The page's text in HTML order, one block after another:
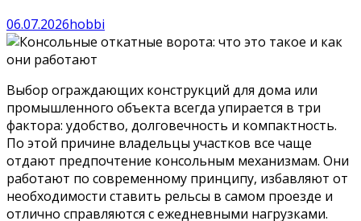
06.07.2026hobbi
Выбор ограждающих конструкций для дома или
промышленного объекта всегда упирается в три
фактора: удобство, долговечность и компактность.
По этой причине владельцы участков все чаще
отдают предпочтение консольным механизмам. Они
работают по современному принципу, избавляют от
необходимости ставить рельсы в самом проезде и
отлично справляются с ежедневными нагрузками.